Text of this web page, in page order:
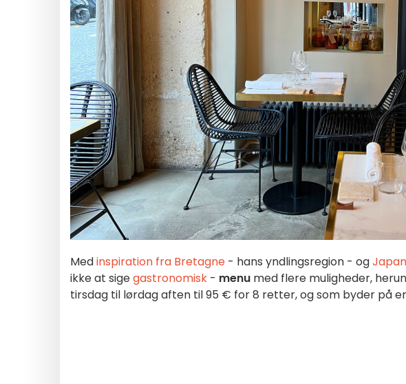
Medinspiration fra Bretagne - hans yndlingsregion - ogJapan
ikke at sigegastronomisk - menu med flere muligheder,
tirsdag til lørdag aften til 95 € for 8 retter, og som byder på